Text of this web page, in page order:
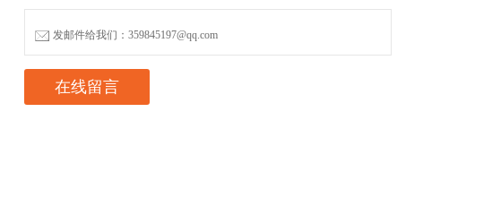
发邮件给我们：359845197@qq.com
在线留言